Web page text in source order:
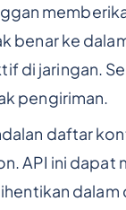
benar ke
di jaringan.
pengiriman.
daftar
API ini
dalam